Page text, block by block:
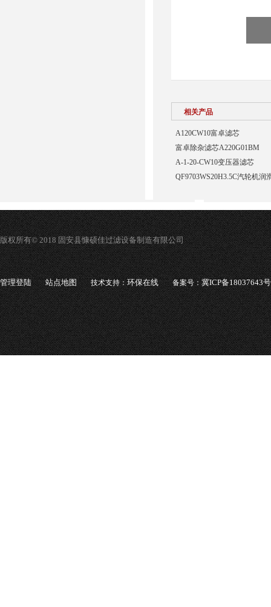
相关产品
A120CW10富卓滤芯
富卓除杂滤芯A220G01BM
A-1-20-CW10变压器滤芯
QF9703WS20H3.5C汽轮机润
版权所有© 2018 固安县慷硕佳过滤设备制造有限公司
管理登陆 站点地图 技术支持：环保在线 备案号：冀ICP备18037643